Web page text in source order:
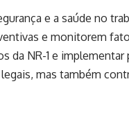
e a saúde no
e monitorem
da NR-1 e
mas também